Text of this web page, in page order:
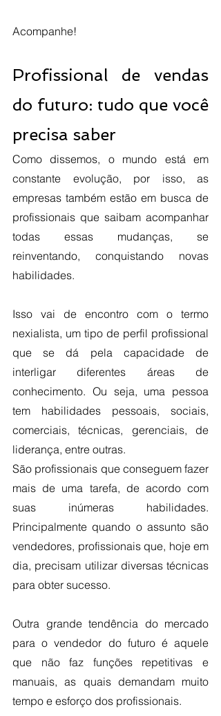
Acompanhe!
Profissional de vendas
do futuro: tudo que você
precisa saber
Como dissemos, o mundo está em
constante evolução, por isso, as
empresas também estão em busca de
profissionais que saibam acompanhar
todas essas mudanças, se
reinventando, conquistando novas
habilidades.
Isso vai de encontro com o termo
nexialista, um tipo de perfil profissional
que se dá pela capacidade de
interligar diferentes áreas de
conhecimento. Ou seja, uma pessoa
tem habilidades pessoais, sociais,
comerciais, técnicas, gerenciais, de
liderança, entre outras.
São profissionais que conseguem fazer
mais de uma tarefa, de acordo com
suas inúmeras habilidades.
Principalmente quando o assunto são
vendedores, profissionais que, hoje em
dia, precisam utilizar diversas técnicas
para obter sucesso.
Outra grande tendência do mercado
para o vendedor do futuro é aquele
que não faz funções repetitivas e
manuais, as quais demandam muito
tempo e esforço dos profissionais.